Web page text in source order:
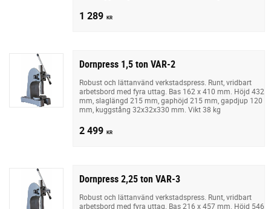
1 289 KR
Dornpress 1,5 ton VAR-2
Robust och lättanvänd verkstadspress. Runt, vridbart
arbetsbord med fyra uttag. Bas 162 x 410 mm. Höjd 432
mm, slaglängd 215 mm, gaphöjd 215 mm, gapdjup 120
mm, kuggstång 32x32x330 mm. Vikt 38 kg
2 499 KR
Dornpress 2,25 ton VAR-3
Robust och lättanvänd verkstadspress. Runt, vridbart
arbetsbord med fyra uttag. Bas 216 x 457 mm. Höjd 546